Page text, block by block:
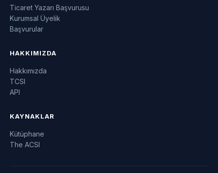
Ticaret Yazarı Başvurusu
Kurumsal Üyelik
Başvurular
HAKKIMIZDA
Hakkımızda
TCSI
API
KAYNAKLAR
Kütüphane
The ACSI